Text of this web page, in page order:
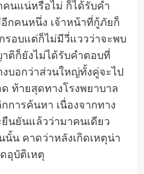
คนแน่หรือไม่ ก็ได้รับคำ
กคนหนึ่ง เจ้าหน้าที่กู้ภัยก็
รอบแต่ก็ไม่มีวี่แววว่าจะพบ
ติก็ยังไม่ได้รับคำตอบที่
บอกว่าส่วนใหญ่ทั้งคู่จะไป
ท้ายสุดทางโรงพยาบาล
การค้นหา เนื่องจากทาง
นยันแล้วว่ามาคนเดียว
น คาดว่าหลังเกิดเหตุน่า
อุบัติเหตุ